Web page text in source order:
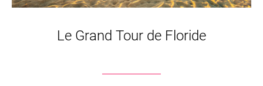
Le Grand Tour de Floride